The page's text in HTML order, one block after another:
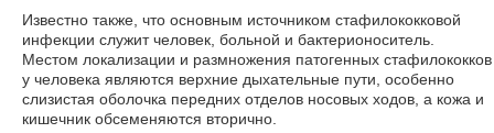
Известно также, что основным источником стафилококковой
инфекции служит человек, больной и бактерионоситель.
Местом локализации и размножения патогенных стафилококков
у человека являются верхние дыхательные пути, особенно
слизистая оболочка передних отделов носовых ходов, а кожа и
кишечник обсеменяются вторично.